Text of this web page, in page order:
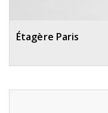
Étagère Paris